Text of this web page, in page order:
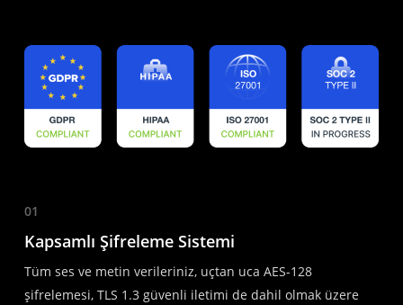
01
Kapsamlı Şifreleme Sistemi
Tüm ses ve metin verileriniz, uçtan uca AES-128
şifrelemesi, TLS 1.3 güvenli iletimi de dahil olmak üzere